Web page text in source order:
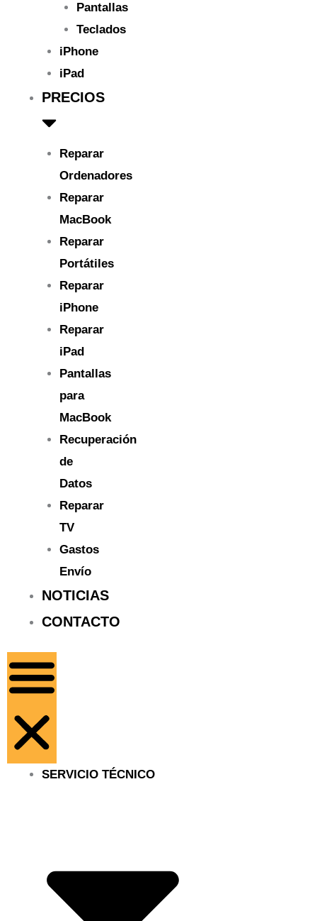
Pantallas
Teclados
iPhone
iPad
PRECIOS
Reparar
Ordenadores
Reparar
MacBook
Reparar
Portátiles
Reparar
iPhone
Reparar
iPad
Pantallas
para
MacBook
Recuperación
de
Datos
Reparar
TV
Gastos
Envío
NOTICIAS
CONTACTO
SERVICIO TÉCNICO